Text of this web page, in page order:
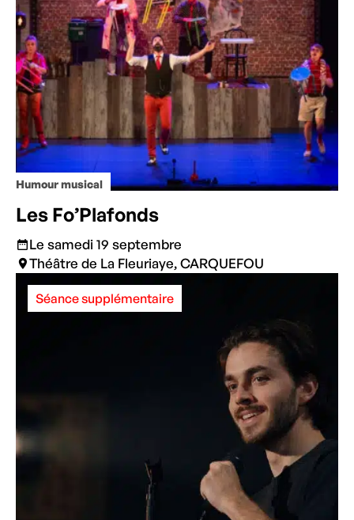
Humour musical
Les Fo’Plafonds
Le samedi 19 septembre
Théâtre de La Fleuriaye, CARQUEFOU
Séance supplémentaire